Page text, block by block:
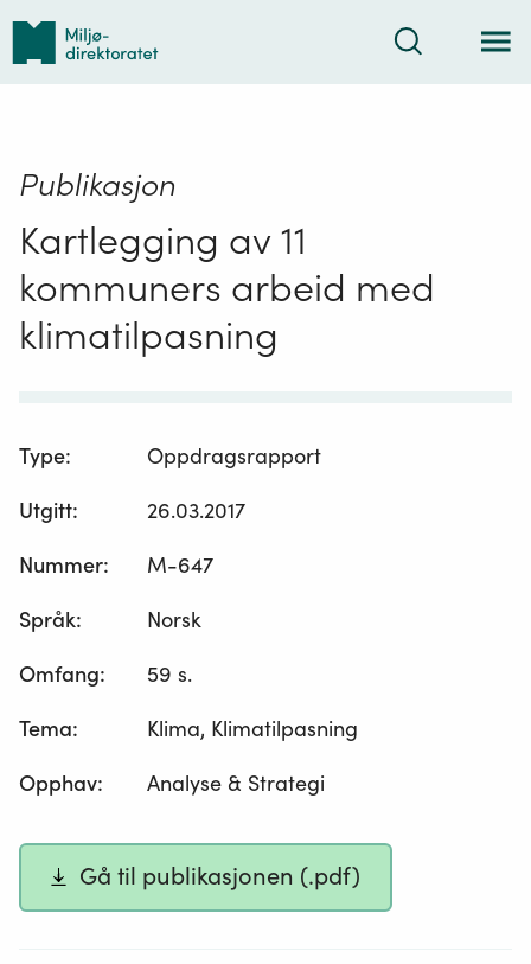
Tilbake
forsiden
Søk
Publikasjon
Kartlegging av 11
kommuners arbeid med
klimatilpasning
Type:
Oppdragsrapport
Utgitt:
26.03.2017
Nummer:
M-647
Språk:
Norsk
Omfang:
59 s.
Tema:
Klima, Klimatilpasning
Opphav: Analyse & Strategi
Gå til publikasjonen (.pdf)